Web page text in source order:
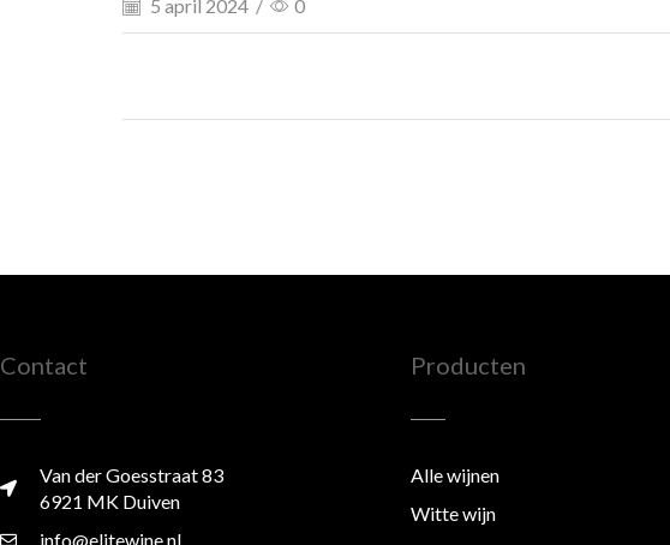
5 april 2024 / 0
Contact
Van der Goesstraat 83
6921 MK Duiven
info@elitewine.nl
Producten
Alle wijnen
Witte wijn